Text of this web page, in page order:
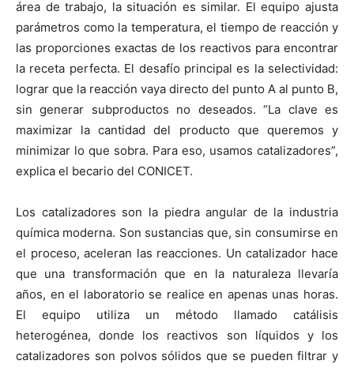
área de trabajo, la situación es similar. El equipo ajusta
parámetros como la temperatura, el tiempo de reacción y
las proporciones exactas de los reactivos para encontrar
la receta perfecta. El desafío principal es la selectividad:
lograr que la reacción vaya directo del punto A al punto B,
sin generar subproductos no deseados. “La clave es
maximizar la cantidad del producto que queremos y
minimizar lo que sobra. Para eso, usamos catalizadores”,
explica el becario del CONICET.
Los catalizadores son la piedra angular de la industria
química moderna. Son sustancias que, sin consumirse en
el proceso, aceleran las reacciones. Un catalizador hace
que una transformación que en la naturaleza llevaría
años, en el laboratorio se realice en apenas unas horas.
El equipo utiliza un método llamado catálisis
heterogénea, donde los reactivos son líquidos y los
catalizadores son polvos sólidos que se pueden filtrar y